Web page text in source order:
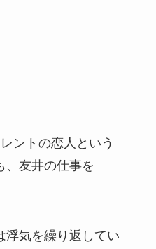
ントの恋人という
、友井の仕事を
浮気を繰り返してい